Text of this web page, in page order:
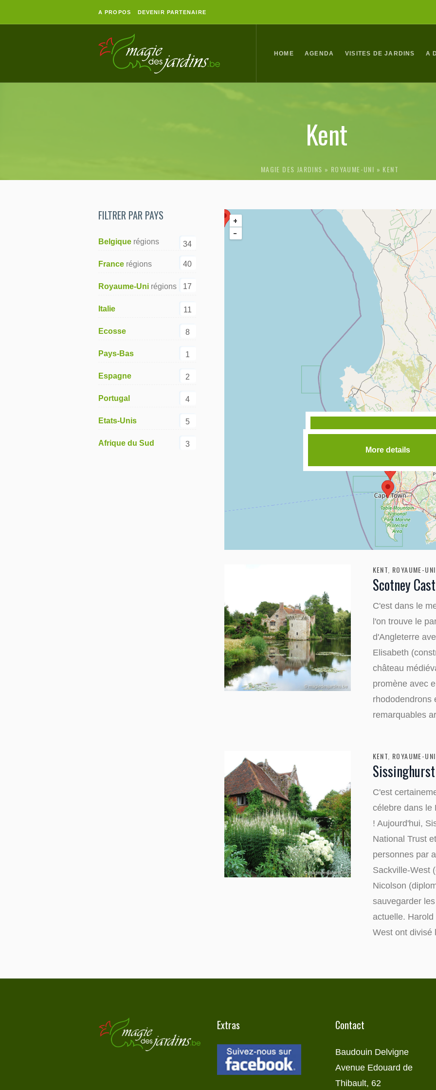
A PROPOS DEVENIR PARTENAIRE
HOME AGENDA VISITES DE JARDINS A
MAGIE DES JARDINS ROYAUME-UNI » KENT
More details
More details
+
−
KENT ROYAUME-UNI
Scotney
C'est dans le
l'on trouve le
d'Angleterre
Elisabeth
château
promène avec
rhododendrons
remarquables
KENT ROYAUME-UNI
C'est
célebre dans le
! Aujourd'hui,
National Trust
personnes par
Sackville-West
Nicolson
sauvegarder
actuelle.
West ont divisé
FILTRER PAR PAYS
Belgique 34
France 40
Royaume-Uni 17
Italie 11
Ecosse 8
Pays-Bas 1
Espagne 2
Portugal 4
Etats-Unis 5
Afrique du Sud 3
Extras Contact
Baudouin Delvigne
Avenue Edouard de
Thibault, 62